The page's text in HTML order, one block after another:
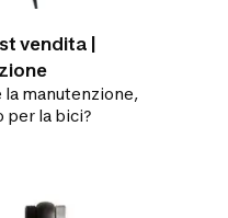
vendita |
manutenzione,
per la bici?